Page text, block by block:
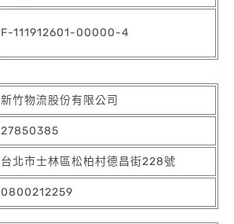
F-111912601-00000-4
新竹物流股份有限公司
27850385
台北市士林區松柏村德昌街228號
0800212259